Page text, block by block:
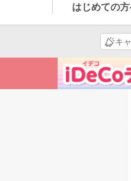
はじめての
キ